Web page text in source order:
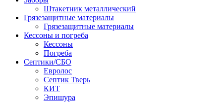
Штакетник металлический
Грязезащитные материалы
Грязезащитные материалы
Кессоны и погреба
Кессоны
Погреба
Септики/СБО
Евролос
Септик Тверь
КИТ
Эпишура